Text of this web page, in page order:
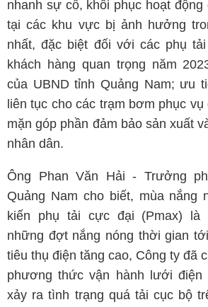
nhanh sự cố, khôi phục hoạt động
tại các khu vực bị ảnh hưởng
nhất, đặc biệt đối với các phụ
khách hàng quan trọng năm
của UBND tỉnh Quảng Nam; ưu
liên tục cho các trạm bơm phục
mặn góp phần đảm bảo sản xuất
nhân dân.
Ông Phan Văn Hải - Trưởng
Quảng Nam cho biết, mùa nắng
kiến phụ tải cực đại (Pmax) là
những đợt nắng nóng thời gian
tiêu thụ điện tăng cao, Công ty đã
phương thức vận hành lưới điện
xảy ra tình trạng quá tải cục bộ